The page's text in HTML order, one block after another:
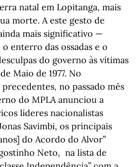
natal em Lopitanga, mais
morte. A este gesto de
mais significativo —
enterro das ossadas e o
do governo às vítimas
Maio de 1977. No
no passado mês
do MPLA anunciou a
líderes nacionalistas
Savimbi, os principais
do Acordo do Alvor”
Neto, na lista de